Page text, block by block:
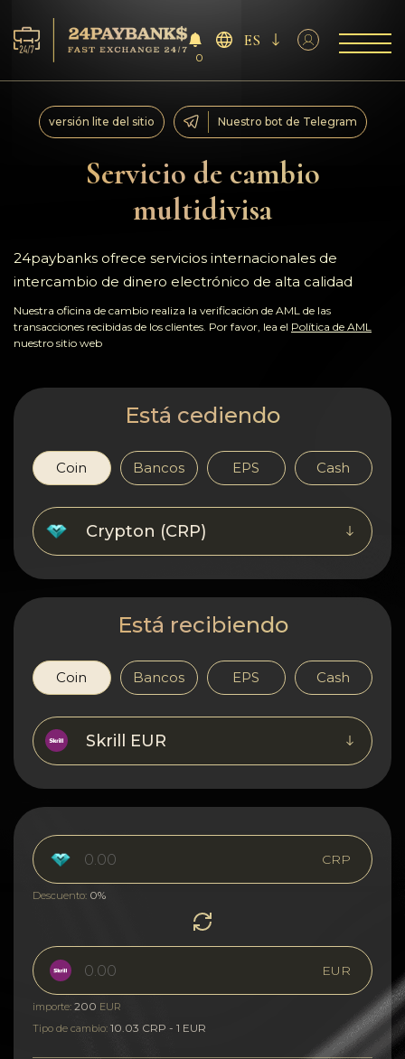
Servicios
Reservas
Para los socios
Reseñas
Reglas
AML/CFT
Confidencialidad
Contactos
Wiki
FAQ
Reputación
Mapa del sitio
0
ES
Servicio de cambio
multidivisa
versión lite del sitio Nuestro bot de Telegram
24paybanks ofrece servicios internacionales de
intercambio de dinero electrónico de alta calidad
Nuestra oficina de cambio realiza la verificación de AML de las
transacciones recibidas de los clientes. Por favor, lea el Política de AML
nuestro sitio web
Está cediendo
Coin Bancos EPS Cash
Crypton (CRP)
CRP
Descuento: 0%
EUR
importe: 200 EUR
Tipo de cambio: 10.03 CRP - 1 EUR
Está recibiendo
Coin Bancos EPS Cash
Skrill EUR